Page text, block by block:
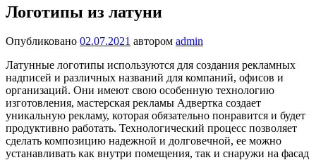
Логотипы из латуни
Опубликовано 02.07.2021 автором admin
Латунные логотипы используются для создания рекламных
надписей и различных названий для компаний, офисов и
организаций. Они имеют свою особенную технологию
изготовления, мастерская рекламы Адвертка создает
уникальную рекламу, которая обязательно понравится и будет
продуктивно работать. Технологический процесс позволяет
сделать композицию надежной и долговечной, ее можно
устанавливать как внутри помещения, так и снаружи на фасад